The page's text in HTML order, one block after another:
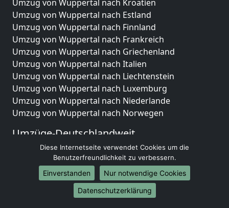
Umzug von Wuppertal nach Kroatien
Umzug von Wuppertal nach Estland
Umzug von Wuppertal nach Finnland
Umzug von Wuppertal nach Frankreich
Umzug von Wuppertal nach Griechenland
Umzug von Wuppertal nach Italien
Umzug von Wuppertal nach Liechtenstein
Umzug von Wuppertal nach Luxemburg
Umzug von Wuppertal nach Niederlande
Umzug von Wuppertal nach Norwegen
Umzüge-Deutschlandweit
Umzug von Wuppertal nach Berlin
Umzug von Wuppertal nach Hamburg
Umzug von Wuppertal nach München
Umzug von Wuppertal nach Köln
Umzug von Wuppertal nach Frankfurt am Main
Diese Internetseite verwendet Cookies um die
Benutzerfreundlichkeit zu verbessern.
Einverstanden
Nur notwendige Cookies
Datenschutzerklärung